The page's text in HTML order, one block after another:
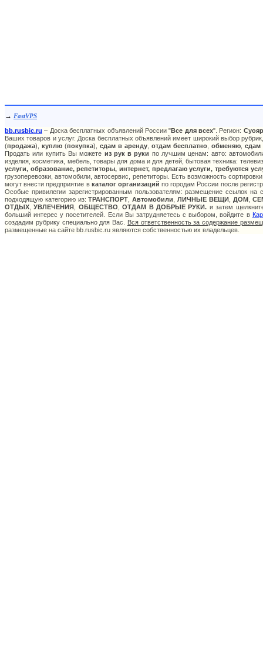
→ FastVPS
bb.rusbic.ru – Доска бесплатных объявлений России "Все для всех". Регион:
Ваших товаров и услуг. Доска бесплатных объявлений имеет широкий выбор
(продажа), куплю (покупка), сдам в аренду отдам бесплатно обменяю сдам
Продать или купить Вы можете из рук в руки по лучшим ценам: авто:
изделия, косметика, мебель, товары для дома и для детей, бытовая техника:
услуги, образование, репетиторы, интернет, предлагаю услуги, требуются
грузоперевозки, автомобили, автосервис, репетиторы. Есть возможность
могут внести предприятие в каталог организаций по городам России после
Особые привилегии зарегистрированным пользователям: размещение ссылок
подходящую категорию из:ТРАНСПОРТ ,Автомобили ,ЛИЧНЫЕ ВЕЩИ, ДОМ,
ОТДЫХ ,УВЛЕЧЕНИЯ ОБЩЕСТВО ,ОТДАМ В ДОБРЫЕ РУКИ. и затем
больший интерес у посетителей. Если Вы затрудняетесь с выбором, войдите в
создадим рубрику специально для Вас. Вся ответственность за содержание
размещенные на сайте bb.rusbic.ru являются собственностью их владельцев.